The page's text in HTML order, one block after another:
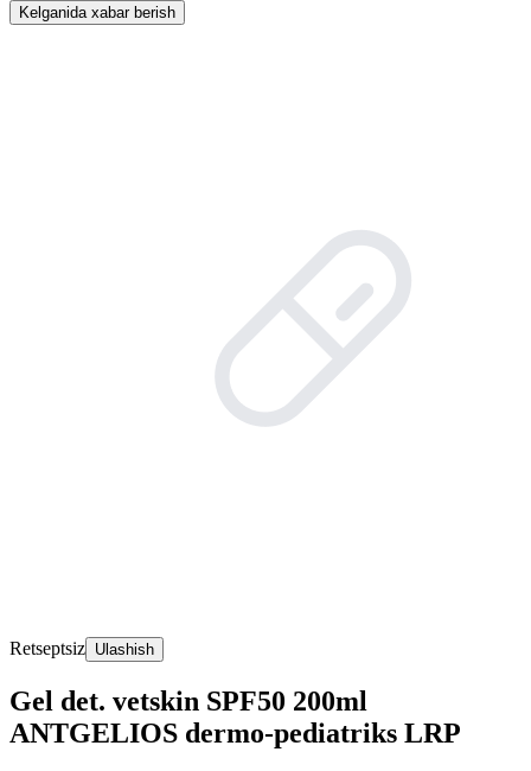
Kelganida xabar berish
Retseptsiz Ulashish
Gel det. vetskin SPF50 200ml
ANTGЕLIOS dermo-pediatriks LRP